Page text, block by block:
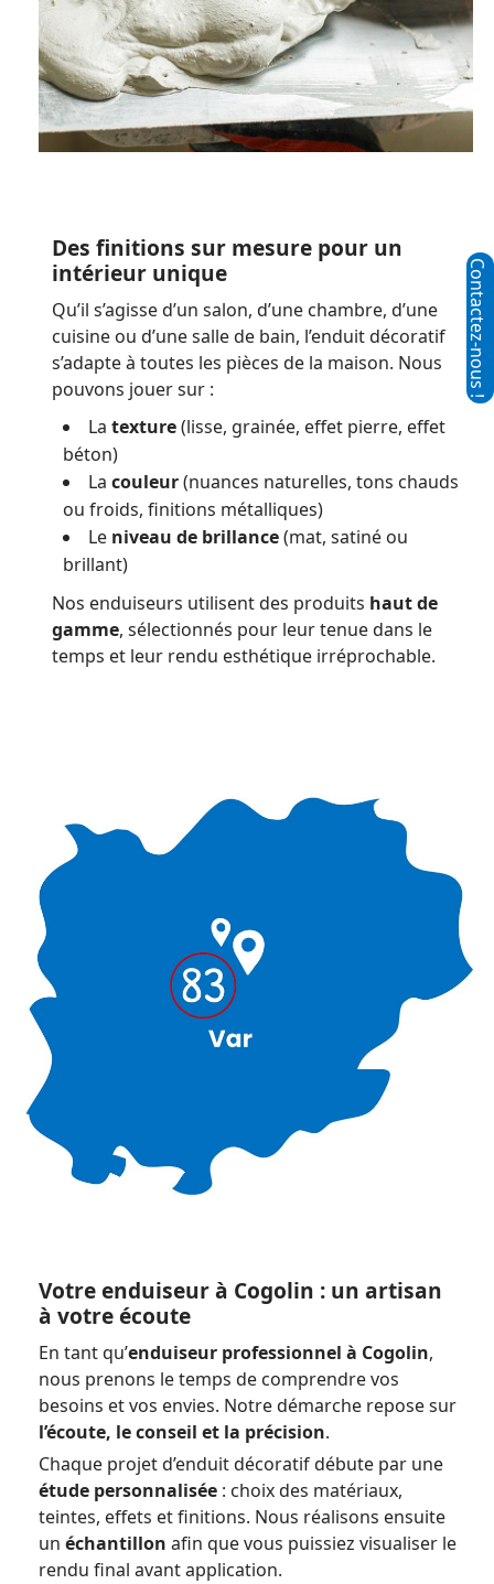
Des finitions sur mesure pour un
intérieur unique
Qu’il s’agisse d’un salon, d’une chambre, d’une
cuisine ou d’une salle de bain, l’enduit décoratif
s’adapte à toutes les pièces de la maison. Nous
pouvons jouer sur :
La texture(lisse, grainée, effet pierre, effet
béton)
La couleur(nuances naturelles, tons chauds
ou froids, finitions métalliques)
Le niveau de brillance(mat, satiné ou
brillant)
Nos enduiseurs utilisent des produits haut de
gamme, sélectionnés pour leur tenue dans le
temps et leur rendu esthétique irréprochable.
Votre enduiseur à Cogolin : un artisan
à votre écoute
En tant qu’enduiseur professionnel à Cogolin,
nous prenons le temps de comprendre vos
besoins et vos envies. Notre démarche repose sur
l’écoute, le conseil et la précision.
Chaque projet d’enduit décoratif débute par une
étude personnalisée : choix des matériaux,
teintes, effets et finitions. Nous réalisons ensuite
un échantillon afin que vous puissiez visualiser le
rendu final avant application.